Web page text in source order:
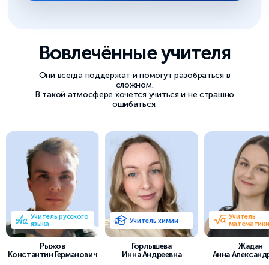
Вовлечённые учителя
Они всегда поддержат и помогут разобраться в
сложном.
В такой атмосфере хочется учиться и не страшно
ошибаться.
Учитель русского
языка
Рыжов
Константин Германович
Учитель химии
Горлышева
Инна Андреевна
Учитель
математики
Жадан
Анна